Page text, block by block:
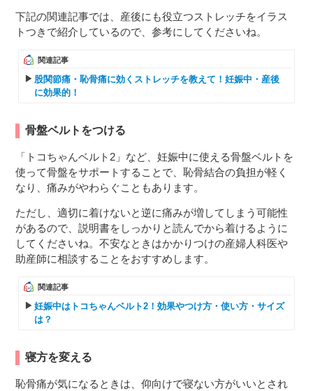
下記の関連記事では、産後にも役立つストレッチをイラス
トつきで紹介しているので、参考にしてくださいね。
関連記事
股関節痛・恥骨痛に効くストレッチを教えて！妊娠中・産後
に効果的！
骨盤ベルトをつける
「トコちゃんベルト2」など、妊娠中に使える骨盤ベルトを
使って骨盤をサポートすることで、恥骨結合の負担が軽く
なり、痛みがやわらぐこともあります。
ただし、適切に着けないと逆に痛みが増してしまう可能性
があるので、説明書をしっかりと読んでから着けるように
してくださいね。不安なときはかかりつけの産婦人科医や
助産師に相談することをおすすめします。
関連記事
妊娠中はトコちゃんベルト2！効果やつけ方・使い方・サイズ
は？
寝方を変える
恥骨痛が気になるときは、仰向けで寝ない方がいいとされ